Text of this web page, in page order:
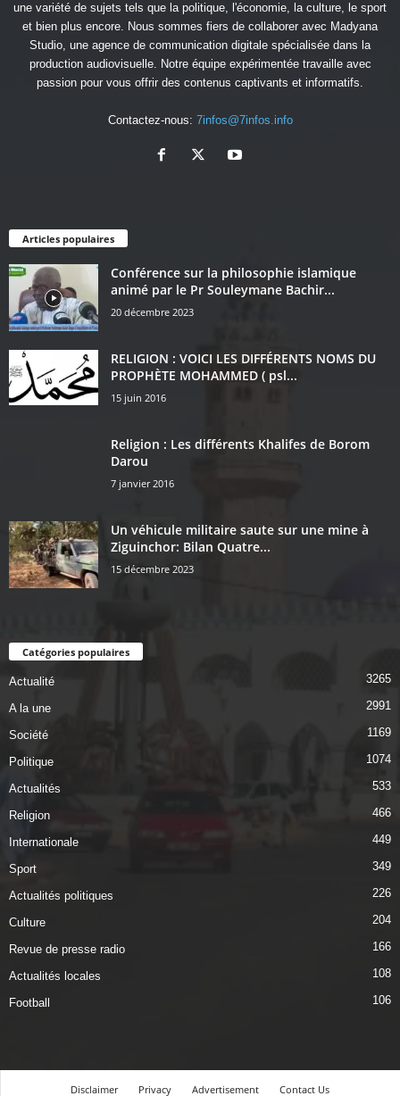
une variété de sujets tels que la politique, l'économie, la culture, le sport
et bien plus encore. Nous sommes fiers de collaborer avec Madyana
Studio, une agence de communication digitale spécialisée dans la
production audiovisuelle. Notre équipe expérimentée travaille avec
passion pour vous offrir des contenus captivants et informatifs.
Contactez-nous: 7infos@7infos.info
Articles populaires
Conférence sur la philosophie islamique
animé par le Pr Souleymane Bachir...
20 décembre 2023
RELIGION : VOICI LES DIFFÉRENTS NOMS DU
PROPHÈTE MOHAMMED ( psl...
15 juin 2016
Religion : Les différents Khalifes de Borom
Darou
7 janvier 2016
Un véhicule militaire saute sur une mine à
Ziguinchor: Bilan Quatre...
15 décembre 2023
Catégories populaires
Actualité 3265
A la une 2991
Société 1169
Politique 1074
Actualités 533
Religion 466
Internationale 449
Sport 349
Actualités politiques 226
Culture 204
Revue de presse radio 166
Actualités locales 108
Football 106
Disclaimer Privacy Advertisement Contact Us